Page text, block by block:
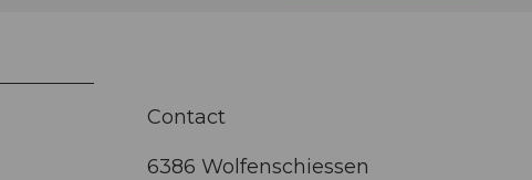
Contact
6386 Wolfenschiessen